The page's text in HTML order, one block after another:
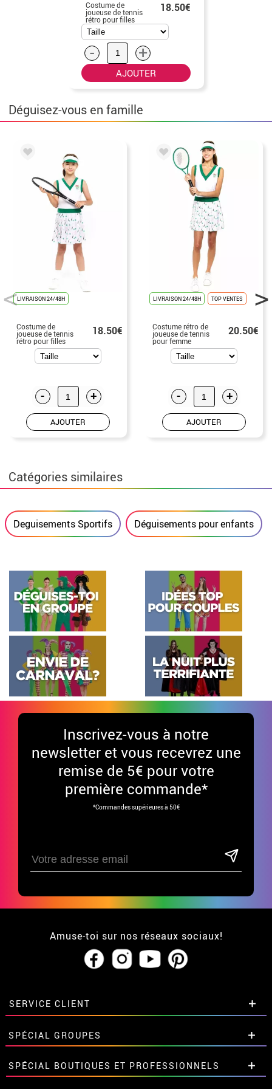
Costume de
joueuse de tennis
rétro pour filles
18.50€
- +
AJOUTER
Déguisez-vous en famille
LIVRAISON 24/48H
Costume de
joueuse de tennis
rétro pour filles
18.50€
- +
AJOUTER
LIVRAISON 24/48H TOP VENTES
Costume rétro de
joueuse de tennis
pour femme
20.50€
- +
AJOUTER
Catégories similaires
Deguisements Sportifs Déguisements pour enfants
Inscrivez-vous à notre
newsletter et vous recevrez une
remise de 5€ pour votre
première commande*
*Commandes supérieures à 50€
Amuse-toi sur nos réseaux sociaux!
SERVICE CLIENT
• Qui sommes-nous?
• CGV
• Mentions légaleset Proteccion des données
• Soutien
SPÉCIAL GROUPES
Remises spéciales pour groupes et
grandes commandes.
SPÉCIAL BOUTIQUES ET PROFESSIONNELS